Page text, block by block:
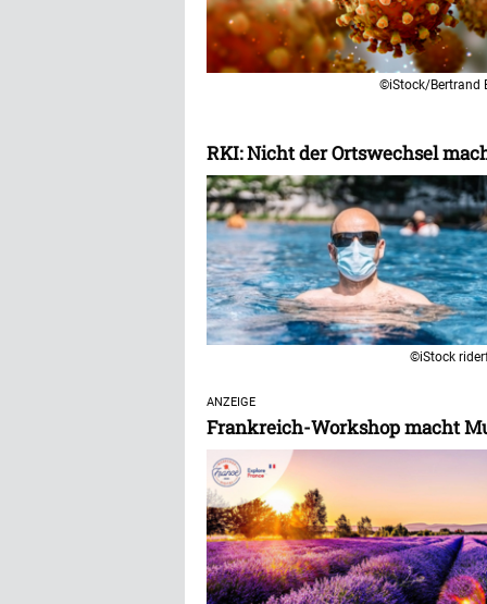
©iStock/Bertrand
RKI: Nicht der Ortswechsel
©iStock
ANZEIGE
Frankreich-Workshop macht